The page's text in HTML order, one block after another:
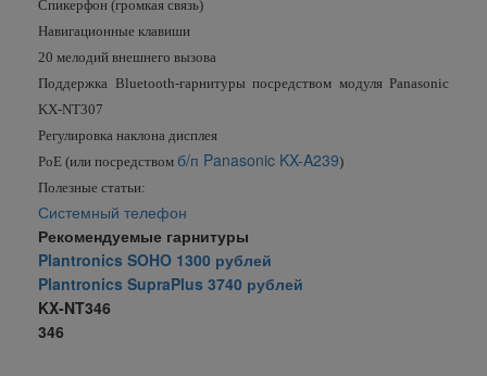
Спикерфон (громкая связь)
Навигационные клавиши
20 мелодий внешнего вызова
Поддержка Bluetooth-гарнитуры посредством модуля Panasonic
KX-NT307
Регулировка наклона дисплея
PoE (или посредством б/п Panasonic KX-A239)
Полезные статьи:
Системный телефон
Рекомендуемые гарнитуры
Plantronics SOHO 1300 рублей
Plantronics SupraPlus 3740 рублей
KX-NT346
346